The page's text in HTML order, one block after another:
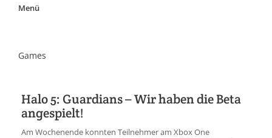
Skip
Menü
Impressum
Games
Halo 5: Guardians – Wir haben die Beta
angespielt!
Am Wochenende konnten Teilnehmer am Xbox One